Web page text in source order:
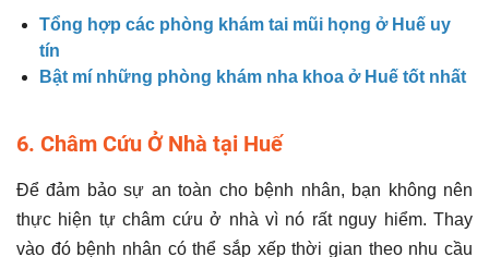
Tổng hợp các phòng khám tai mũi họng ở Huế uy
tín
Bật mí những phòng khám nha khoa ở Huế tốt nhất
6. Châm Cứu Ở Nhà tại Huế
Để đảm bảo sự an toàn cho bệnh nhân, bạn không nên
thực hiện tự châm cứu ở nhà vì nó rất nguy hiểm. Thay
vào đó bệnh nhân có thể sắp xếp thời gian theo nhu cầu